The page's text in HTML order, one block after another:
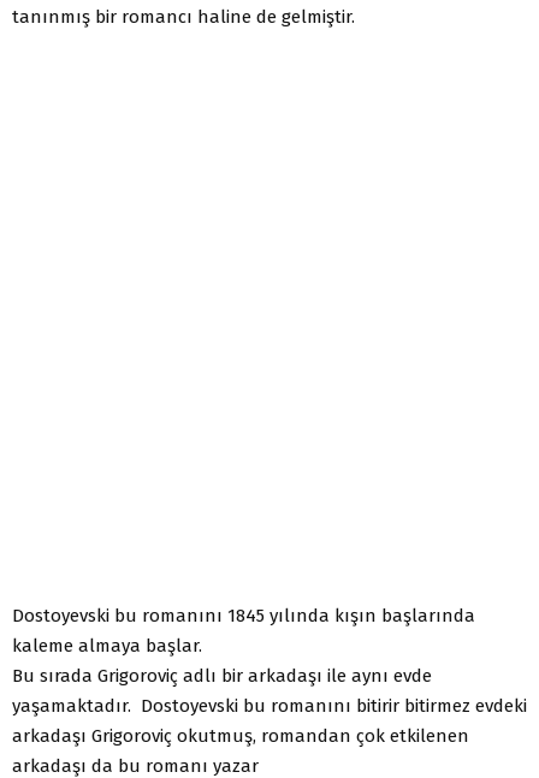
tanınmış bir romancı haline de gelmiştir.
Dostoyevski bu romanını 1845 yılında kışın başlarında
kaleme almaya başlar.
Bu sırada Grigoroviç adlı bir arkadaşı ile aynı evde
yaşamaktadır. Dostoyevski bu romanını bitirir bitirmez evdeki
arkadaşı Grigoroviç okutmuş, romandan çok etkilenen
arkadaşı da bu romanı yazar